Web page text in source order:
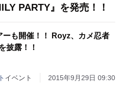
PARTY』を発売！！
ーも開催！！ Royz、カメ忍者
披露！！
イベント 2015年9月29日 09:30